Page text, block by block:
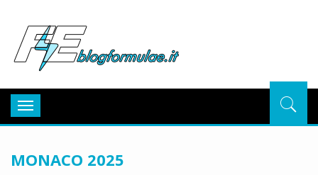
Toggle
navigation
MONACO 2025